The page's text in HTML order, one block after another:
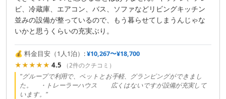
ビ、冷蔵庫、エアコン、バス、ソファなどリビングキッチン
並みの設備が整っているので、もう暮らせてしまうんじゃな
いかと思うくらいの充実ぶり。
💰 料金目安（1人1泊）:¥10,267〜¥18,700
★★★★★ 4.5
（2件のクチコミ）
"グループで利用で、ペットとお手軽、グランピングができまし
た。 ・トレーラーハウス 広くはないですが設備が充実して
います。"